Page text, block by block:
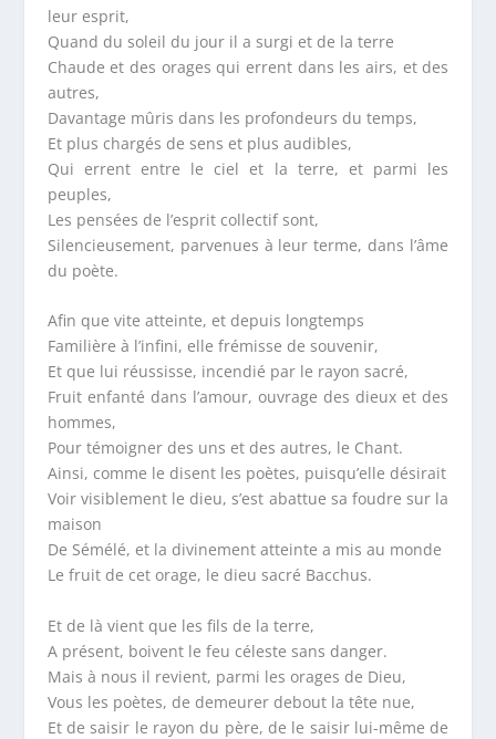
leur esprit,
Quand du soleil du jour il a surgi et de la terre
Chaude et des orages qui errent dans les airs, et des
autres,
Davantage mûris dans les profondeurs du temps,
Et plus chargés de sens et plus audibles,
Qui errent entre le ciel et la terre, et parmi les
peuples,
Les pensées de l’esprit collectif sont,
Silencieusement, parvenues à leur terme, dans l’âme
du poète.
Afin que vite atteinte, et depuis longtemps
Familière à l’infini, elle frémisse de souvenir,
Et que lui réussisse, incendié par le rayon sacré,
Fruit enfanté dans l’amour, ouvrage des dieux et des
hommes,
Pour témoigner des uns et des autres, le Chant.
Ainsi, comme le disent les poètes, puisqu’elle désirait
Voir visiblement le dieu, s’est abattue sa foudre sur la
maison
De Sémélé, et la divinement atteinte a mis au monde
Le fruit de cet orage, le dieu sacré Bacchus.
Et de là vient que les fils de la terre,
A présent, boivent le feu céleste sans danger.
Mais à nous il revient, parmi les orages de Dieu,
Vous les poètes, de demeurer debout la tête nue,
Et de saisir le rayon du père, de le saisir lui-même de